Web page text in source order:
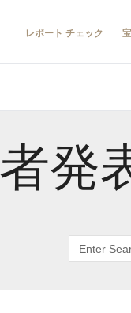
レポート チェック
発